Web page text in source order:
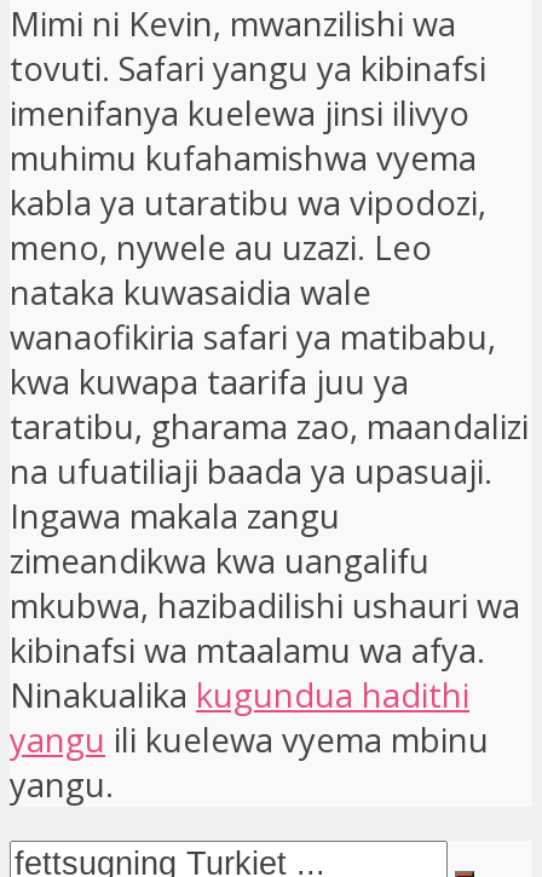
Mimi ni Kevin, mwanzilishi wa
tovuti. Safari yangu ya kibinafsi
imenifanya kuelewa jinsi ilivyo
muhimu kufahamishwa vyema
kabla ya utaratibu wa vipodozi,
meno, nywele au uzazi. Leo
nataka kuwasaidia wale
wanaofikiria safari ya matibabu,
kwa kuwapa taarifa juu ya
taratibu, gharama zao, maandalizi
na ufuatiliaji baada ya upasuaji.
Ingawa makala zangu
zimeandikwa kwa uangalifu
mkubwa, hazibadilishi ushauri wa
kibinafsi wa mtaalamu wa afya.
Ninakualika kugundua hadithi
yangu ili kuelewa vyema mbinu
yangu.